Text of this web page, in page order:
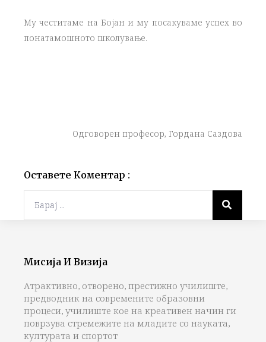
Му честитаме на Бојан и му посакуваме успех во
понатамошното школување.
Одговорeн професор, Гордана Саздова
Оставете Коментар :
Мисија И Визија
Атрактивно, отворено, престижно училиште,
предводник на современите образовни
процеси, училиште кое на креативен начин ги
поврзува стремежите на младите со науката,
културата и спортот